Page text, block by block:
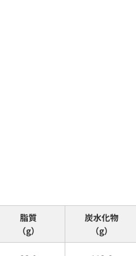
脂質
（g）
炭水化物
（g）